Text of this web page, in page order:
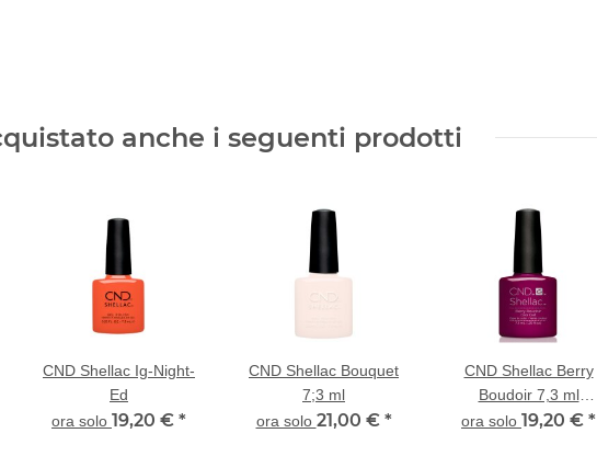
anche i seguenti prodotti
CND Shellac Ig-Night-
Ed
ora solo 19,20 € *
CND Shellac Bouquet
7;3 ml
ora solo 21,00 € *
CND Shellac Berry
Boudoir 7,3 ml
Nightspell Collection
ora solo 19,20 € *